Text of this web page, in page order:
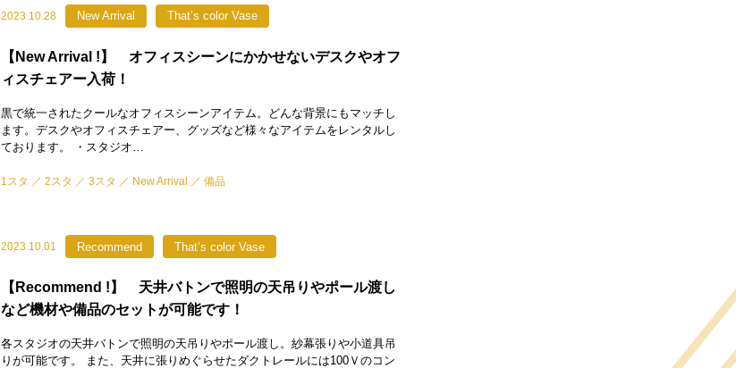
2023.10.28 New Arrival That’s color Vase
【New Arrival !】 オフィスシーンにかかせないデスクやオフ
ィスチェアー入荷！
黒で統一されたクールなオフィスシーンアイテム。どんな背景にもマッチし
ます。デスクやオフィスチェアー、グッズなど様々なアイテムをレンタルし
ております。 ・スタジオ…
1スタ 2スタ 3スタ New Arrival 備品
2023.10.01 Recommend That’s color Vase
【Recommend !】 天井バトンで照明の天吊りやポール渡し
など機材や備品のセットが可能です！
各スタジオの天井バトンで照明の天吊りやポール渡し。紗幕張りや小道具吊
りが可能です。 また、天井に張りめぐらせたダクトレールには100Ｖのコン